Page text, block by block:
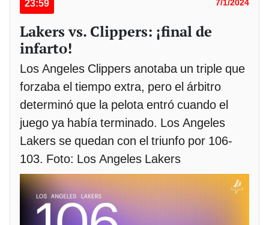
23:59 7/1/2024
Lakers vs. Clippers: ¡final de
infarto!
Los Angeles Clippers anotaba un triple que
forzaba el tiempo extra, pero el árbitro
determinó que la pelota entró cuando el
juego ya había terminado. Los Angeles
Lakers se quedan con el triunfo por 106-
103. Foto: Los Angeles Lakers